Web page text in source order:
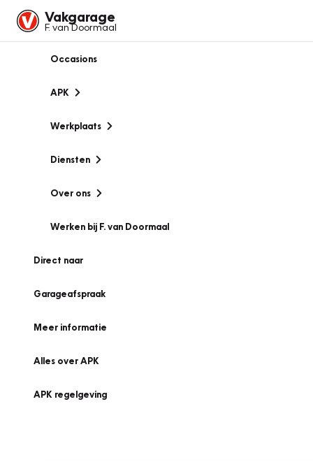
Vakgarage
F. van Doormaal
Occasions
APK
Werkplaats
Diensten
Over ons
Werken bij F. van Doormaal
Direct naar
Garageafspraak
Meer informatie
Alles over APK
APK regelgeving